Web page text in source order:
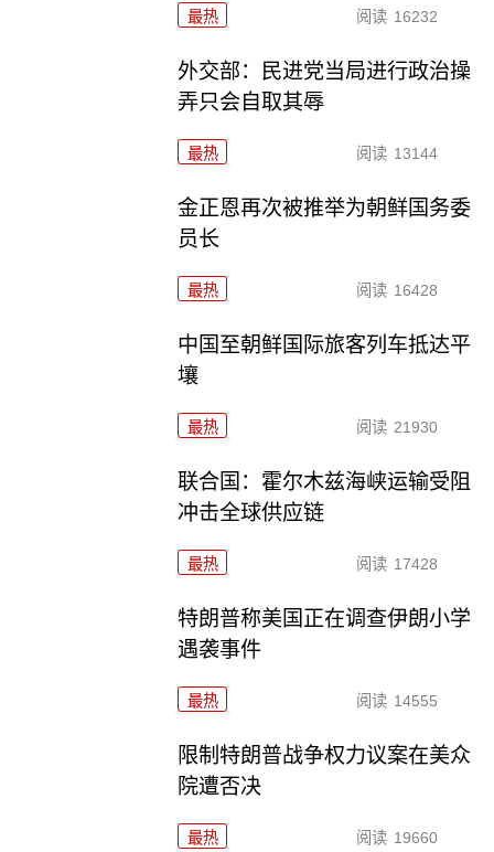
最热 阅读 16232
外交部：民进党当局进行政治操
弄只会自取其辱
最热 阅读 13144
金正恩再次被推举为朝鲜国务委
员长
最热 阅读 16428
中国至朝鲜国际旅客列车抵达平
壤
最热 阅读 21930
联合国：霍尔木兹海峡运输受阻
冲击全球供应链
最热 阅读 17428
特朗普称美国正在调查伊朗小学
遇袭事件
最热 阅读 14555
限制特朗普战争权力议案在美众
院遭否决
最热 阅读 19660